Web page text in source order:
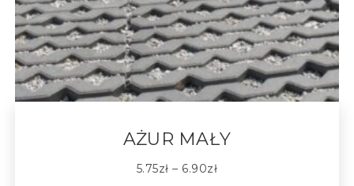
AŻUR MAŁY
5.75zł – 6.90zł